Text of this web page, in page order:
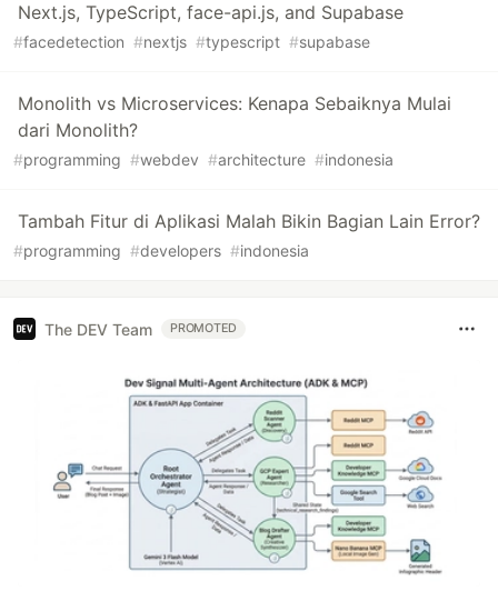
Next.js, TypeScript, face-api.js, and Supabase
#facedetection #nextjs #typescript #supabase
Monolith vs Microservices: Kenapa Sebaiknya Mulai
dari Monolith?
#programming #webdev #architecture #indonesia
Tambah Fitur di Aplikasi Malah Bikin Bagian Lain Error?
#programming #developers #indonesia
The DEV Team PROMOTED